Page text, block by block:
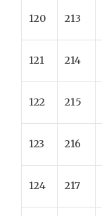
120 213
121 214
122 215
123 216
124 217